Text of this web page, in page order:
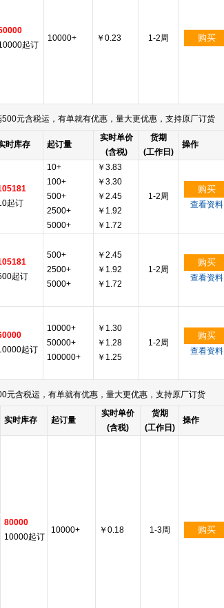
起订
10000+ ￥0.23 1-2周 购买
元含税运，有单就有优惠，量大更优惠，支持原厂订货
时库存 起订量
实时单价
(含税)
货期
(工作日)
操作
起订
10+
100+
500+
2500+
5000+
￥3.83
￥3.30
￥2.45
￥1.92
￥1.72
1-2周
购买
查看资料
起订
500+
2500+
5000+
￥2.45
￥1.92
￥1.72
1-2周
购买
查看资料
起订
10000+
50000+
100000+
￥1.30
￥1.28
￥1.25
1-2周
购买
查看资料
含税运，有单就有优惠，量大更优惠，支持原厂订货
实时库存 起订量
实时单价
(含税)
货期
(工作日)
操作
80000
10000起订
10000+ ￥0.18 1-3周 购买